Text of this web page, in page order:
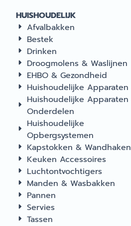
HUISHOUDELIJK
Afvalbakken
Bestek
Drinken
Droogmolens & Waslijnen
EHBO & Gezondheid
Huishoudelijke Apparaten
Huishoudelijke Apparaten
Onderdelen
Huishoudelijke
Opbergsystemen
Kapstokken & Wandhaken
Keuken Accessoires
Luchtontvochtigers
Manden & Wasbakken
Pannen
Servies
Tassen